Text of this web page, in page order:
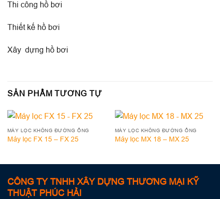
Thi công hồ bơi
Thiết kế hồ bơi
Xây dựng hồ bơi
SẢN PHẨM TƯƠNG TỰ
MÁY LỌC KHÔNG ĐƯỜNG ỐNG
Máy lọc FX 15 – FX 25
MÁY LỌC KHÔNG ĐƯỜNG ỐNG
Máy lọc MX 18 – MX 25
CÔNG TY TNHH XÂY DỰNG THƯƠNG MẠI KỸ
THUẬT PHÚC HẢI